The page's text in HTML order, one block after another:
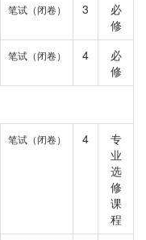
笔试（闭卷） 3
必
修
笔试（闭卷） 4
必
修
笔试（闭卷） 4
专
业
选
修
课
程